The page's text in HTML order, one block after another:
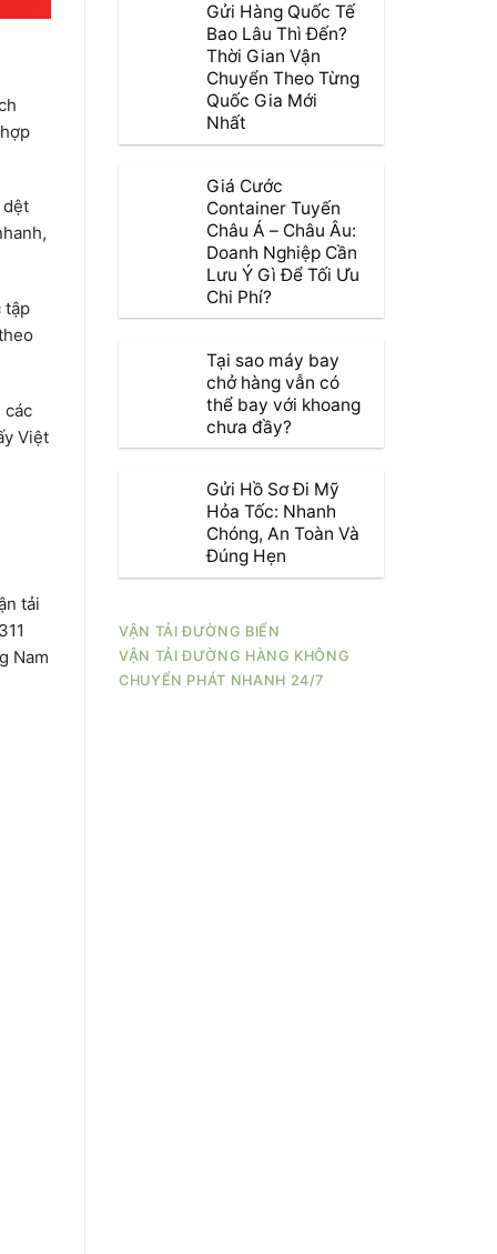
dệt
tập
các
Việt
tải
Nam
Gửi Hàng Quốc Tế
Bao Lâu Thì Đến?
Thời Gian Vận
Chuyển Theo Từng
Quốc Gia Mới
Nhất
Giá Cước
Container Tuyến
Châu Á – Châu Âu:
Doanh Nghiệp Cần
Lưu Ý Gì Để Tối Ưu
Chi Phí?
Tại sao máy bay
chở hàng vẫn có
thể bay với khoang
chưa đầy?
Gửi Hồ Sơ Đi Mỹ
Hỏa Tốc: Nhanh
Chóng, An Toàn Và
Đúng Hẹn
VẬN TẢI ĐƯỜNG BIỂN
VẬN TẢI ĐƯỜNG HÀNG KHÔNG
CHUYỂN PHÁT NHANH 24/7